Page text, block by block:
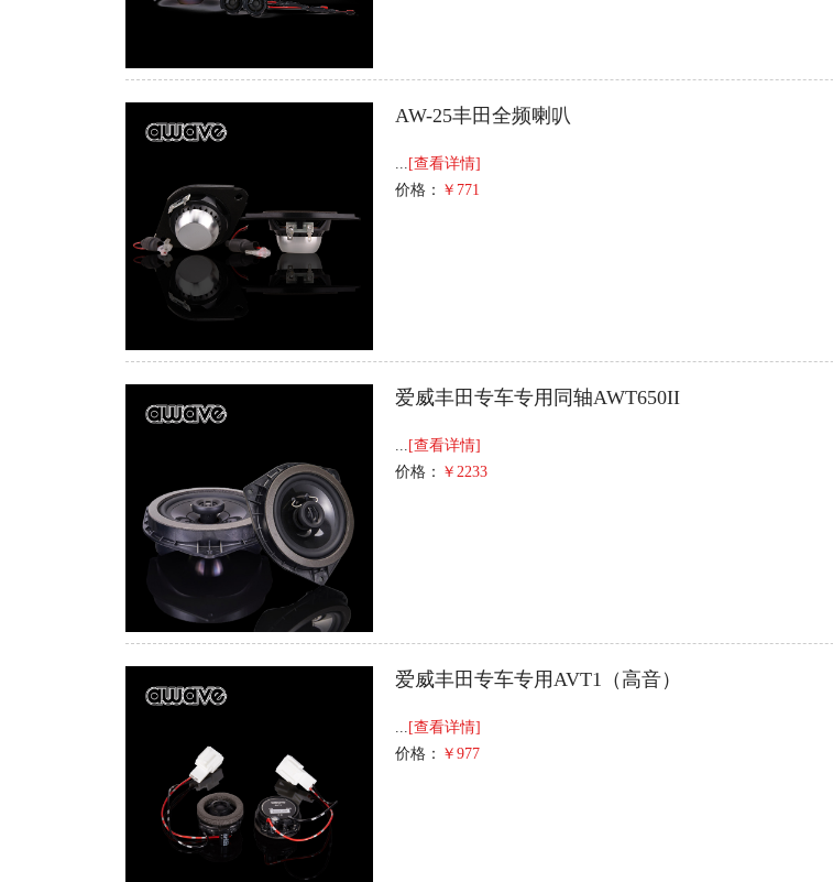
AW-25丰田全频喇叭
... [查看详情]
价格： ￥771
爱威丰田专车专用同轴AWT650II
... [查看详情]
价格： ￥2233
爱威丰田专车专用AVT1（高音）
... [查看详情]
价格： ￥977